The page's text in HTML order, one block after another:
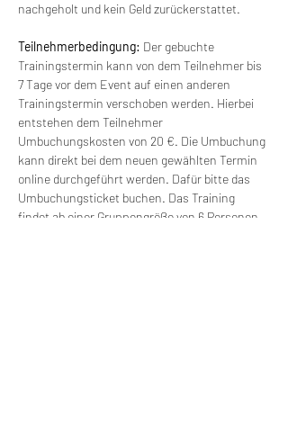
nachgeholt und kein Geld zurückerstattet.
Teilnehmerbedingung: Der gebuchte
Trainingstermin kann von dem Teilnehmer bis
7 Tage vor dem Event auf einen anderen
Trainingstermin verschoben werden. Hierbei
entstehen dem Teilnehmer
Umbuchungskosten von 20 €. Die Umbuchung
kann direkt bei dem neuen gewählten Termin
online durchgeführt werden. Dafür bitte das
Umbuchungsticket buchen. Das Training
findet ab einer Gruppengröße von 6 Personen